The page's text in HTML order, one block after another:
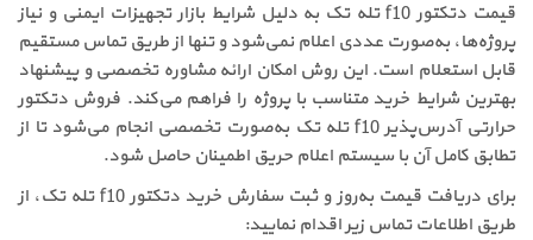
قیمت دتکتور f10 تله تک به دلیل شرایط بازار تجهیزات ایمنی و نیاز
پروژه‌ها، به‌صورت عددی اعلام نمی‌شود و تنها از طریق تماس مستقیم
قابل استعلام است. این روش امکان ارائه مشاوره تخصصی و پیشنهاد
بهترین شرایط خرید متناسب با پروژه را فراهم می‌کند. فروش دتکتور
حرارتی آدرس‌پذیر f10 تله تک به‌صورت تخصصی انجام می‌شود تا از
تطابق کامل آن با سیستم اعلام حریق اطمینان حاصل شود.
برای دریافت قیمت به‌روز و ثبت سفارش خرید دتکتور f10 تله تک، از
طریق اطلاعات تماس زیر اقدام نمایید: